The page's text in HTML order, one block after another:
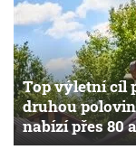
Top výletní cíl
druhou
nabízí přes 80